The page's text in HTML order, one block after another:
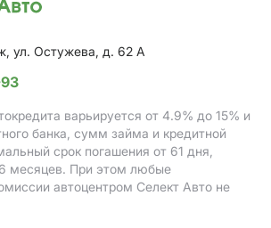
ул. Остужева, д. 62 А
варьируется от 4.9% до 15% и
банка, сумм займа и кредитной
срок погашения от 61 дня,
месяцев. При этом любые
автоцентром Селект Авто не